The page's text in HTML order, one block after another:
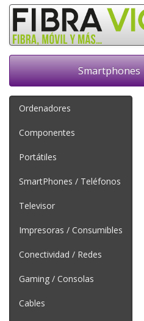
Smartphones
Ordenadores
Componentes
Portátiles
SmartPhones / Teléfonos
Televisor
Impresoras / Consumibles
Conectividad / Redes
Gaming / Consolas
Cables